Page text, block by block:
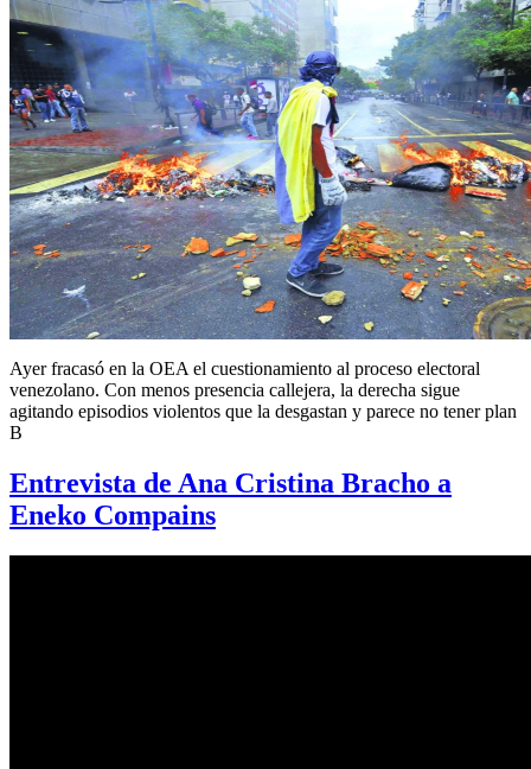
Ayer fracasó en la OEA el cuestionamiento al proceso electoral
venezolano. Con menos presencia callejera, la derecha sigue
agitando episodios violentos que la desgastan y parece no tener plan
B
Entrevista de Ana Cristina Bracho a
Eneko Compains